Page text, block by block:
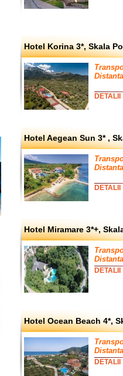
Hotel Korina 3*, Skala
DETALII
Hotel Aegean Sun 3* ,
DETALII
Hotel Miramare 3*+,
DETALII
Hotel Ocean Beach 4*,
DETALII